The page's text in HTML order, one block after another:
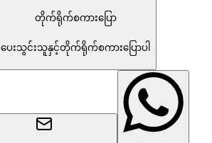
တိုက်ရိုက်စကားပြော
ပေးသွင်းသူနှင့်တိုက်ရိုက်စကားပြောပါ